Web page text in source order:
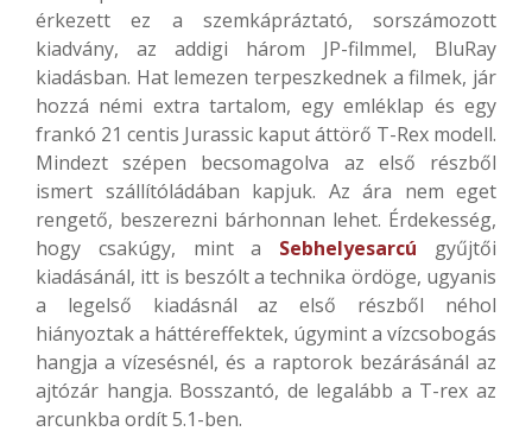
érkezett ez a szemkápráztató, sorszámozott
kiadvány, az addigi három JP-filmmel, BluRay
kiadásban. Hat lemezen terpeszkednek a filmek, jár
hozzá némi extra tartalom, egy emléklap és egy
frankó 21 centis Jurassic kaput áttörő T-Rex modell.
Mindezt szépen becsomagolva az első részből
ismert szállítóládában kapjuk. Az ára nem eget
rengető, beszerezni bárhonnan lehet. Érdekesség,
hogy csakúgy, mint a Sebhelyesarcú gyűjtői
kiadásánál, itt is beszólt a technika ördöge, ugyanis
a legelső kiadásnál az első részből néhol
hiányoztak a háttéreffektek, úgymint a vízcsobogás
hangja a vízesésnél, és a raptorok bezárásánál az
ajtózár hangja. Bosszantó, de legalább a T-rex az
arcunkba ordít 5.1-ben.